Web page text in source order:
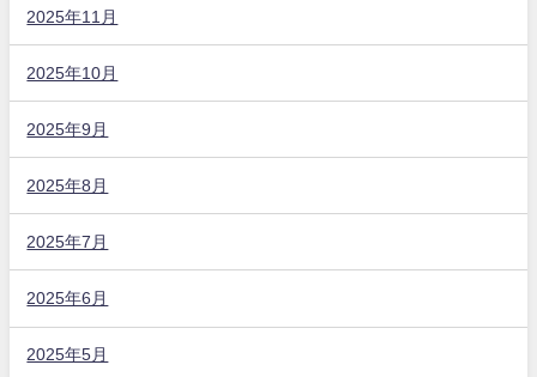
2025年11月
2025年10月
2025年9月
2025年8月
2025年7月
2025年6月
2025年5月